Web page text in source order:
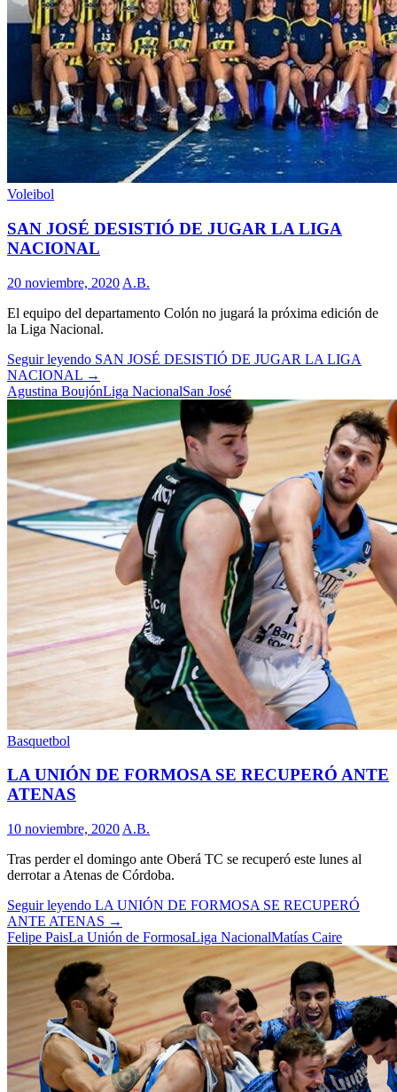
Voleibol
SAN JOSÉ DESISTIÓ DE JUGAR LA LIGA
NACIONAL
20 noviembre, 2020 A.B.
El equipo del departamento Colón no jugará la próxima edición de
la Liga Nacional.
Seguir leyendo SAN JOSÉ DESISTIÓ DE JUGAR LA LIGA
NACIONAL →
Agustina BoujónLiga NacionalSan José
Basquetbol
LA UNIÓN DE FORMOSA SE RECUPERÓ ANTE
ATENAS
10 noviembre, 2020 A.B.
Tras perder el domingo ante Oberá TC se recuperó este lunes al
derrotar a Atenas de Córdoba.
Seguir leyendo LA UNIÓN DE FORMOSA SE RECUPERÓ
ANTE ATENAS →
Felipe PaisLa Unión de FormosaLiga NacionalMatías Caire